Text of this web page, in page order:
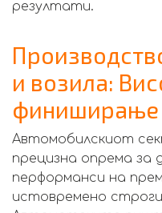
резултати.
и возила:
финиширање
Автомобилскиот
прецизна опрема за
перформанси на
истовремено